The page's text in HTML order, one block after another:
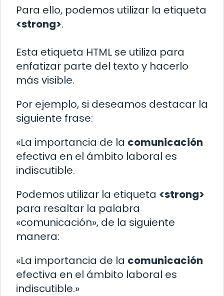
Para ello, podemos utilizar la etiqueta
<strong>.
Esta etiqueta HTML se utiliza para
enfatizar parte del texto y hacerlo
más visible.
Por ejemplo, si deseamos destacar la
siguiente frase:
«La importancia de la comunicación
efectiva en el ámbito laboral es
indiscutible.
Podemos utilizar la etiqueta <strong>
para resaltar la palabra
«comunicación», de la siguiente
manera:
«La importancia de la comunicación
efectiva en el ámbito laboral es
indiscutible.»